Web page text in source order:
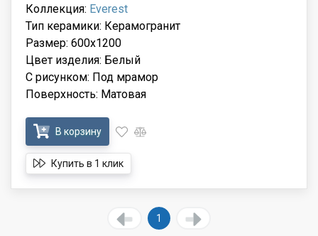
Коллекция: Everest
Тип керамики: Керамогранит
Размер: 600x1200
Цвет изделия: Белый
С рисунком: Под мрамор
Поверхность: Матовая
В корзину
Купить в 1 клик
1